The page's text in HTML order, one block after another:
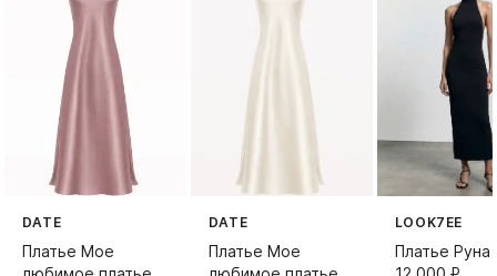
DATE
Платье Мое
DATE
Платье Мое
LOOK7EE
Платье Руна